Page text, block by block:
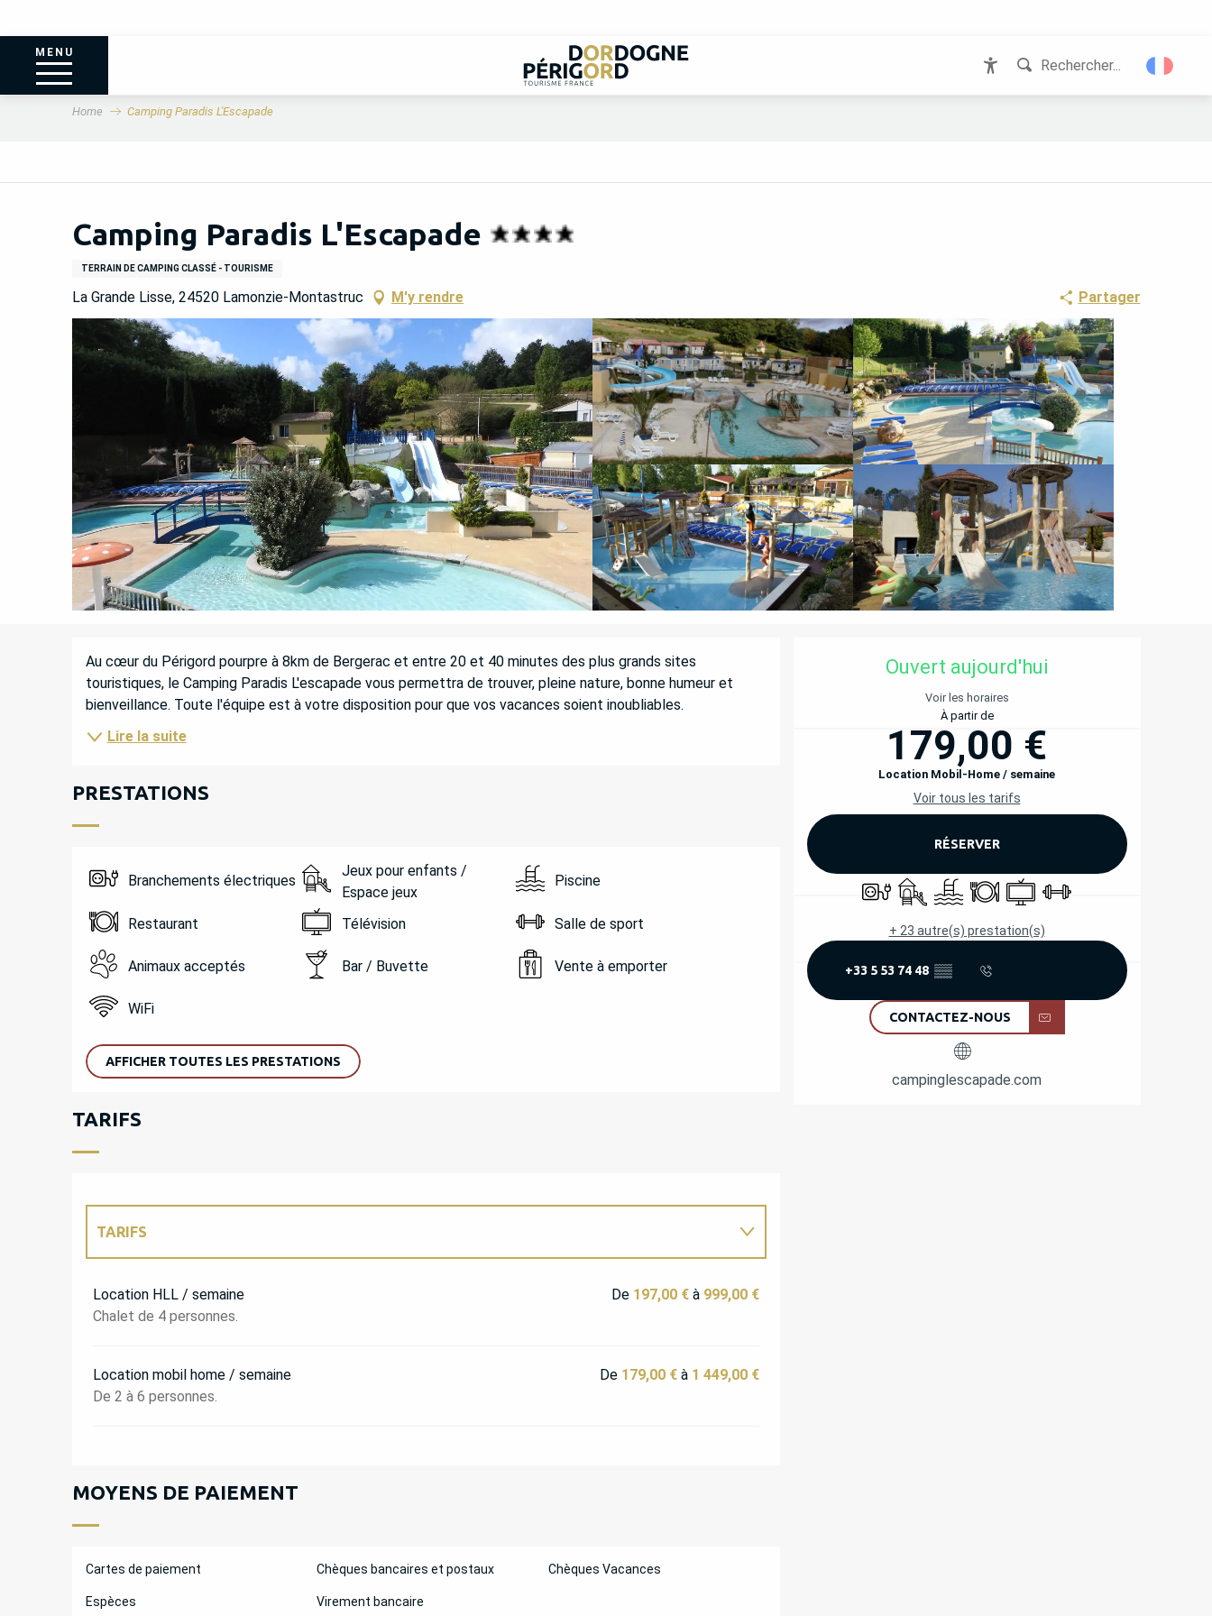
MENU
Rechercher...
Home Camping Paradis L'Escapade
Camping Paradis L'Escapade
TERRAIN DE CAMPING CLASSÉ - TOURISME
La Grande Lisse, 24520 Lamonzie-Montastruc M'y rendre Partager
OUVERTURE ET
Ouvert aujourd'hui
Voir les horaires
À partir de
179,00 €
Location Mobil-Home / semaine
Voir tous les tarifs
RÉSERVER
Branchements électriques
Jeux pour enfants / Espace jeux
PiscineRestaurantTélévisionSalle de sport
+ 23 autre(s) prestation(s)
+33 5 53 74 48 ▒▒
CONTACTEZ-NOUS
campinglescapade.com
DESCRIPTION
Au cœur du Périgord pourpre à 8km de Bergerac et entre 20 et 40 minutes des plus grands sites
touristiques, le Camping Paradis L'escapade vous permettra de trouver, pleine nature, bonne humeur et
bienveillance. Toute l'équipe est à votre disposition pour que vos vacances soient inoubliables.
Lire la suite
PRESTATIONS
Branchements électriques
Jeux pour enfants /
Espace jeux
Piscine
Restaurant Télévision Salle de sport
Animaux acceptés Bar / Buvette Vente à emporter
WiFi
AFFICHER TOUTES LES PRESTATIONS
TARIFS
TARIFS
Location HLL / semaine
Chalet de 4 personnes.
De 197,00 €à 999,00 €
Location mobil home / semaine
De 2 à 6 personnes.
De 179,00 €à 1 449,00 €
MOYENS DE PAIEMENT
Cartes de paiement Chèques bancaires et postaux Chèques Vacances
Espèces Virement bancaire